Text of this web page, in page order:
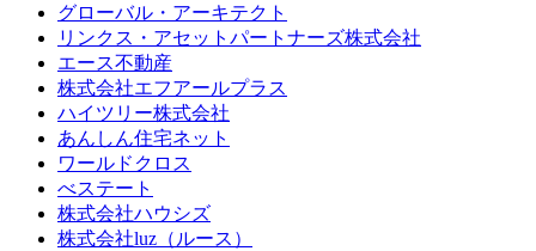
グローバル・アーキテクト
リンクス・アセットパートナーズ株式会社
エース不動産
株式会社エフアールプラス
ハイツリー株式会社
あんしん住宅ネット
ワールドクロス
べステート
株式会社ハウシズ
株式会社luz（ルース）